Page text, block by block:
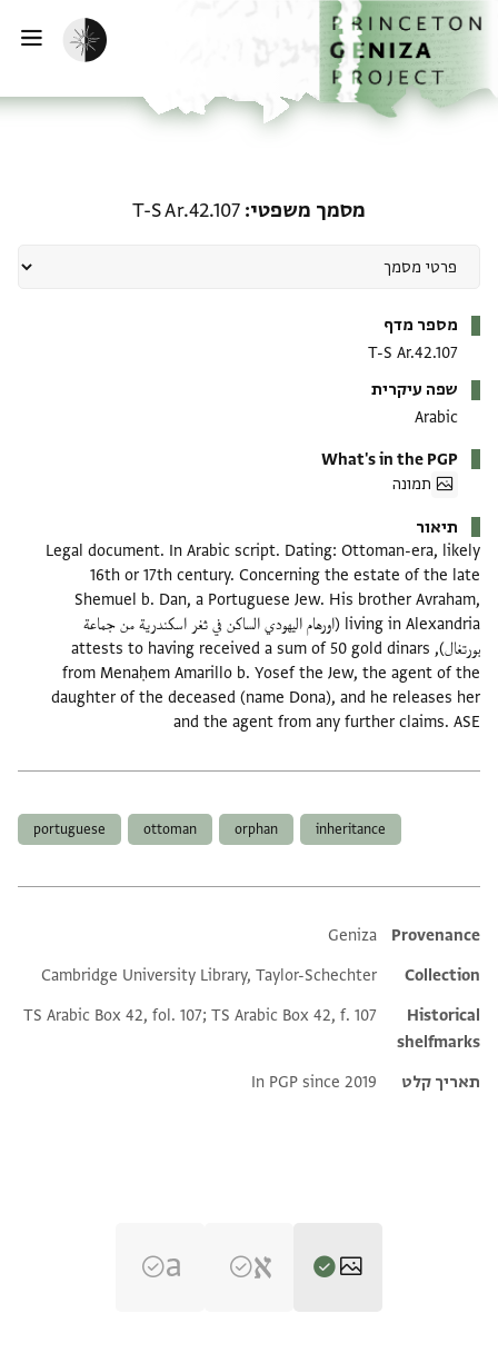
לתוכןהבית
הפעלת מצב כהה
מסמך משפטי T-S Ar.42.107
מספר מדף
T-S Ar.42.107
שפה עיקרית
Arabic
What's in the PGP
תמונה
תיאור
Legal document. In Arabic script. Dating: Ottoman-era, likely
16th or 17th century. Concerning the estate of the late
Shemuel b. Dan, a Portuguese Jew. His brother Avraham,
living in Alexandria (اورهام اليهودي الساكن في ثغر اسكندرية من جماعة
بورتغال), attests to having received a sum of 50 gold dinars
from Menaḥem Amarillo b. Yosef the Jew, the agent of the
daughter of the deceased (name Dona), and he releases her
and the agent from any further claims. ASE
inheritance
orphan
ottoman
portuguese
Additional metadata
Provenance
Geniza
Collection
Cambridge University Library, Taylor-Schechter
Historical
shelfmarks
TS Arabic Box 42, fol. 107; TS Arabic Box 42, f. 107
תאריך קלט In PGP since 2019